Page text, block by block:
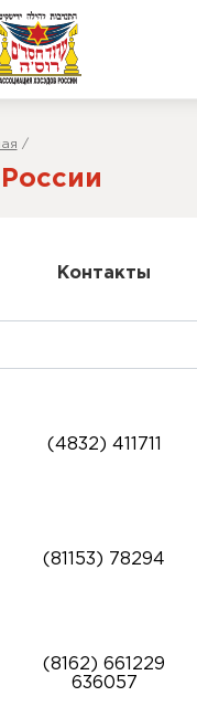
/
Контакты
(4832) 411711
(81153) 78294
(8162) 661229
636057